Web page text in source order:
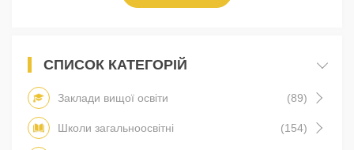
СПИСОК КАТЕГОРІЙ
Заклади вищої освіти (89)
Школи загальноосвітні (154)